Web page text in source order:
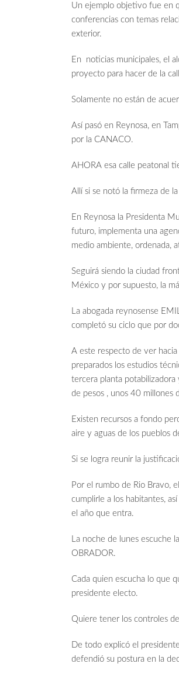
Un ejemplo objetivo fue en
conferencias con temas
exterior.
En noticias municipales, el
proyecto para hacer de la
Solamente no están de
Así pasó en Reynosa, en
por la CANACO.
AHORA esa calle peatonal
Allí si se notó la firmeza de
En Reynosa la Presidenta
futuro, implementa una
medio ambiente, ordenada,
Seguirá siendo la ciudad
México y por supuesto, la
La abogada reynosense
completó su ciclo que por
A este respecto de ver
preparados los estudios
tercera planta
de pesos , unos 40 millones
Existen recursos a fondo
aire y aguas de los pueblos
Si se logra reunir la
Por el rumbo de Rio Bravo,
cumplirle a los habitantes,
el año que entra.
La noche de lunes
OBRADOR.
Cada quien escucha lo que
presidente electo.
Quiere tener los controles
De todo explicó el
defendió su postura en la